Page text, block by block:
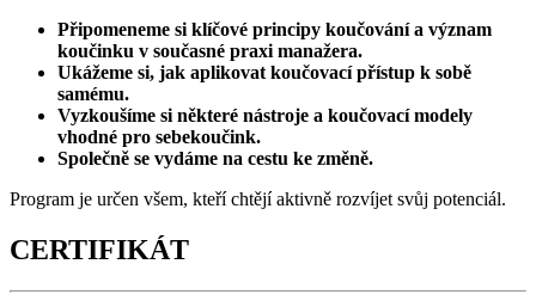
Připomeneme si klíčové principy koučování a význam
koučinku v současné praxi manažera.
Ukážeme si, jak aplikovat koučovací přístup k sobě
samému.
Vyzkoušíme si některé nástroje a koučovací modely
vhodné pro sebekoučink.
Společně se vydáme na cestu ke změně.
Program je určen všem, kteří chtějí aktivně rozvíjet svůj potenciál.
CERTIFIKÁT